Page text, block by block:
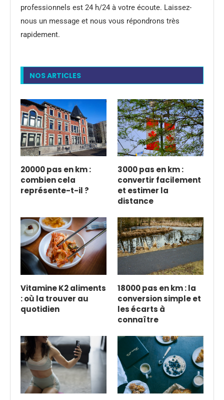
professionnels est 24 h/24 à votre écoute. Laissez-
nous un message et nous vous répondrons très
rapidement.
NOS ARTICLES
20000 pas en km :
combien cela
représente-t-il ?
3000 pas en km :
convertir facilement
et estimer la
distance
Vitamine K2 aliments
: où la trouver au
quotidien
18000 pas en km : la
conversion simple et
les écarts à
connaître